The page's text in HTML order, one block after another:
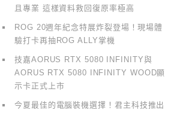
且專業 這樣資料救回復原率極高
ROG 20週年紀念特展炸裂登場！現場體
驗打卡再抽ROG ALLY掌機
技嘉AORUS RTX 5080 INFINITY與
AORUS RTX 5080 INFINITY WOOD顯
示卡正式上市
今夏最佳的電腦裝機選擇！君主科技推出